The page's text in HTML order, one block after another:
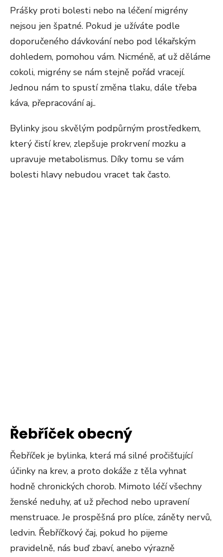
Prášky proti bolesti nebo na léčení migrény
nejsou jen špatné. Pokud je užíváte podle
doporučeného dávkování nebo pod lékařským
dohledem, pomohou vám. Nicméně, ať už děláme
cokoli, migrény se nám stejně pořád vracejí.
Jednou nám to spustí změna tlaku, dále třeba
káva, přepracování aj..
Bylinky jsou skvělým podpůrným prostředkem,
který čistí krev, zlepšuje prokrvení mozku a
upravuje metabolismus. Díky tomu se vám
bolesti hlavy nebudou vracet tak často.
Řebříček obecný
Řebříček je bylinka, která má silné pročišťující
účinky na krev, a proto dokáže z těla vyhnat
hodně chronických chorob. Mimoto léčí všechny
ženské neduhy, ať už přechod nebo upravení
menstruace. Je prospěšná pro plíce, záněty nervů,
ledvin. Řebříčkový čaj, pokud ho pijeme
pravidelně, nás buď zbaví, anebo výrazně